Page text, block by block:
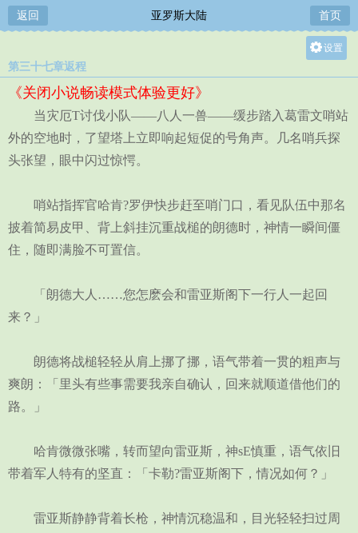
返回 亚罗斯大陆 首页
设置
中
小
第三十七章返程
《关闭小说畅读模式体验更好》
当灾厄T讨伐小队——八人一兽——缓步踏入葛雷文哨站
外的空地时，了望塔上立即响起短促的号角声。几名哨兵探
头张望，眼中闪过惊愕。
哨站指挥官哈肯?罗伊快步赶至哨门口，看见队伍中那名
披着简易皮甲、背上斜挂沉重战槌的朗德时，神情一瞬间僵
住，随即满脸不可置信。
「朗德大人……您怎麽会和雷亚斯阁下一行人一起回
来？」
朗德将战槌轻轻从肩上挪了挪，语气带着一贯的粗声与
爽朗：「里头有些事需要我亲自确认，回来就顺道借他们的
路。」
哈肯微微张嘴，转而望向雷亚斯，神sE慎重，语气依旧
带着军人特有的坚直：「卡勒?雷亚斯阁下，情况如何？」
雷亚斯静静背着长枪，神情沉稳温和，目光轻轻扫过周